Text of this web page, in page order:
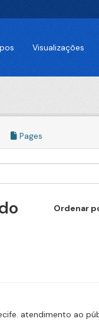
Visualizações
Pages
Ordenar
atendimento ao